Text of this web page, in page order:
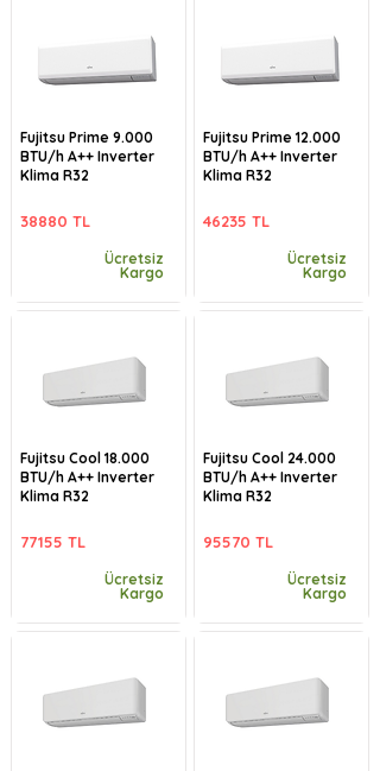
Fujitsu Prime 9.000
BTU/h A++ Inverter
Klima R32
38880 TL
Ücretsiz
Kargo
Fujitsu Cool 18.000
BTU/h A++ Inverter
Klima R32
77155 TL
Ücretsiz
Kargo
Fujitsu Prime 12.000
BTU/h A++ Inverter
Klima R32
46235 TL
Ücretsiz
Kargo
Fujitsu Cool 24.000
BTU/h A++ Inverter
Klima R32
95570 TL
Ücretsiz
Kargo